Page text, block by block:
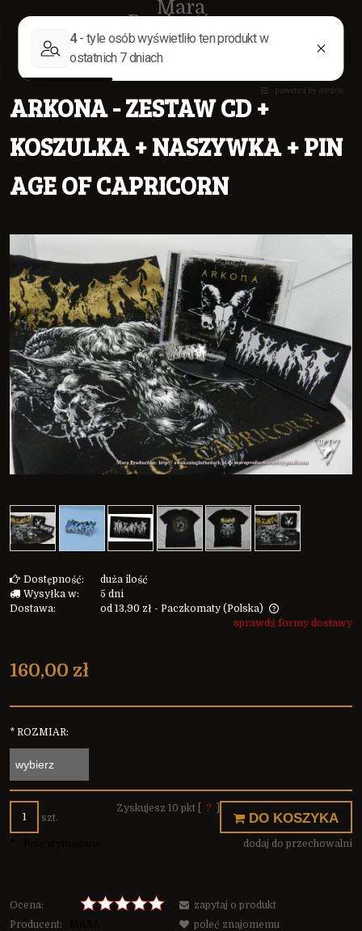
Mara
Production
ARKONA - ZESTAW CD +
KOSZULKA + NASZYWKA + PIN
AGE OF CAPRICORN
Dostępność:
duża ilość
Wysyłka w:
5 dni
Dostawa:
od 13,90 zł - Paczkomaty (Polska)
Cena nie zawiera ewentualnych kosztów płatnościsprawdź formy dostawy
160,00 zł
* ROZMIAR:
szt. DO KOSZYKA
Zyskujesz 10 pkt [ ?
dodaj do przechowalni
Ocena:
Producent:
zapytaj o produkt
poleć znajomemu